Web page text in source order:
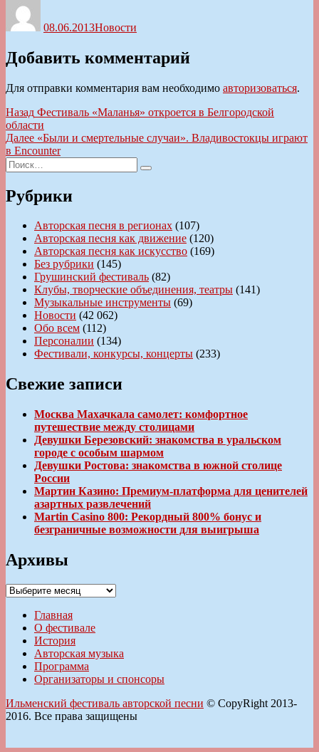
08.06.2013Новости
Добавить комментарий
Для отправки комментария вам необходимо авторизоваться.
Навигация
по
записям
Назад Предыдущая
запись:
Фестиваль «Маланья» откроется в Белгородской
области
Далее Следующая
запись:
«Были и смертельные случаи». Владивостокцы играют
в Encounter
Искать:
Поиск
Рубрики
Авторская песня в регионах (107)
Авторская песня как движение (120)
Авторская песня как искусство (169)
Без рубрики (145)
Грушинский фестиваль (82)
Клубы, творческие объединения, театры (141)
Музыкальные инструменты (69)
Новости (42 062)
Обо всем (112)
Персоналии (134)
Фестивали, конкурсы, концерты (233)
Свежие записи
Москва Махачкала самолет: комфортное
путешествие между столицами
Девушки Березовский: знакомства в уральском
городе с особым шармом
Девушки Ростова: знакомства в южной столице
России
Мартин Казино: Премиум-платформа для ценителей
азартных развлечений
Martin Casino 800: Рекордный 800% бонус и
безграничные возможности для выигрыша
Архивы
Архивы
Главная
О фестивале
История
Авторская музыка
Программа
Организаторы и спонсоры
Ильменский фестиваль авторской песни © CopyRight 2013-
2016. Все права защищены